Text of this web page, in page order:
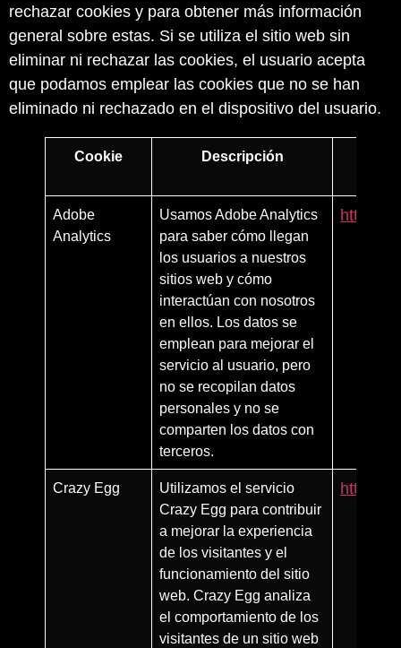
rechazar cookies y para obtener más información
general sobre estas. Si se utiliza el sitio web sin
eliminar ni rechazar las cookies, el usuario acepta
que podamos emplear las cookies que no se han
eliminado ni rechazado en el dispositivo del usuario.
Cookie Descripción
Adobe
Analytics
Usamos Adobe Analytics
para saber cómo llegan
los usuarios a nuestros
sitios web y cómo
interactúan con nosotros
en ellos. Los datos se
emplean para mejorar el
servicio al usuario, pero
no se recopilan datos
personales y no se
comparten los datos con
terceros.
http://
Crazy Egg
Utilizamos el servicio
Crazy Egg para contribuir
a mejorar la experiencia
de los visitantes y el
funcionamiento del sitio
web. Crazy Egg analiza
el comportamiento de los
visitantes de un sitio web
https://